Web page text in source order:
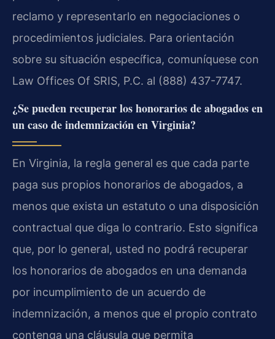
reclamo y representarlo en negociaciones o
procedimientos judiciales. Para orientación
sobre su situación específica, comuníquese con
Law Offices Of SRIS, P.C. al (888) 437-7747.
¿Se pueden recuperar los honorarios de abogados en
un caso de indemnización en Virginia?
En Virginia, la regla general es que cada parte
paga sus propios honorarios de abogados, a
menos que exista un estatuto o una disposición
contractual que diga lo contrario. Esto significa
que, por lo general, usted no podrá recuperar
los honorarios de abogados en una demanda
por incumplimiento de un acuerdo de
indemnización, a menos que el propio contrato
contenga una cláusula que permita